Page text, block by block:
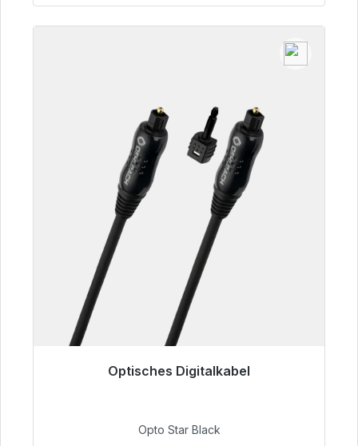
Optisches Digitalkabel
93,00 €
Opto Star Black